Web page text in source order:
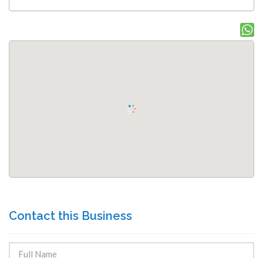
Contact this Business